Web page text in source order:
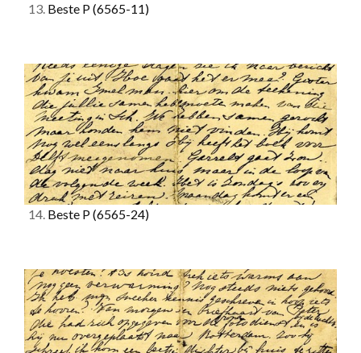
13. Beste P(6565-11)
14. Beste P(6565-24)